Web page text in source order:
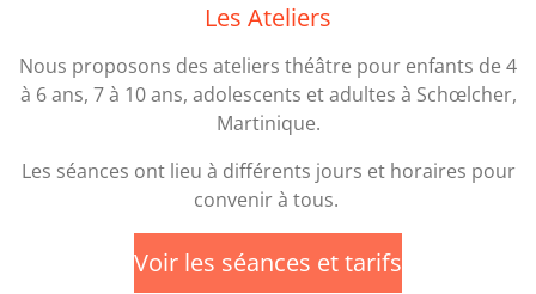
Les Ateliers
Nous proposons des ateliers théâtre pour enfants de 4
à 6 ans, 7 à 10 ans, adolescents et adultes à Schœlcher,
Martinique.
Les séances ont lieu à différents jours et horaires pour
convenir à tous.
Voir les séances et tarifs